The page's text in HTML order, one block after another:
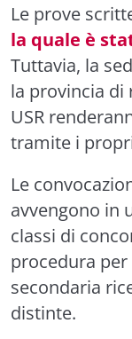
Le prove
la quale è
Tuttavia, la
la provincia di
USR
tramite i
Le
avvengono in
classi di
procedura
secondaria
distinte.